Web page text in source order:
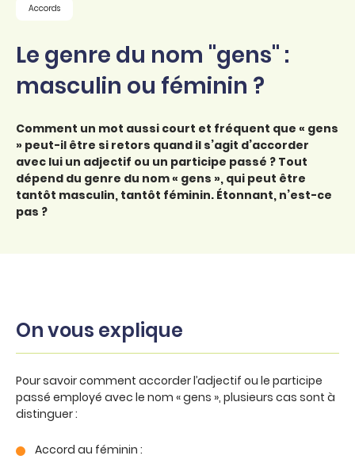
Accords
Le genre du nom "gens" :
masculin ou féminin ?
Comment un mot aussi court et fréquent que « gens
» peut-il être si retors quand il s’agit d’accorder
avec lui un adjectif ou un participe passé ? Tout
dépend du genre du nom « gens », qui peut être
tantôt masculin, tantôt féminin. Étonnant, n’est-ce
pas ?
On vous explique
Pour savoir comment accorder l’adjectif ou le participe
passé employé avec le nom « gens », plusieurs cas sont à
distinguer :
Accord au féminin :